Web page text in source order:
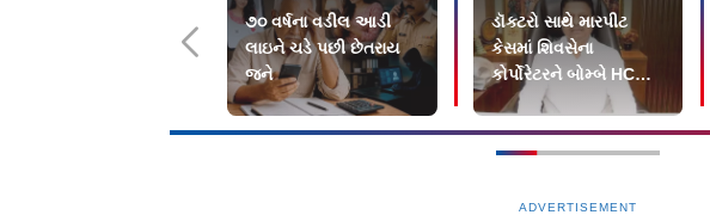
૭૦ વર્ષના વડીલ આડી
લાઇને ચડે પછી છેતરાય
જને
ડૉક્ટરો સાથે મારપીટ
કેસમાં શિવસેના
કોર્પોરેટરને બોમ્બે HCની
ફટકાર
ADVERTISEMENT